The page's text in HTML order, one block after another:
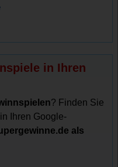
in Ihren
? Finden Sie
Ihren Google-
als